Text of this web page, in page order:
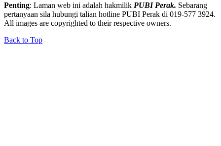
Penting: Laman web ini adalah hakmilik PUBI Perak. Sebarang
pertanyaan sila hubungi talian hotline PUBI Perak di 019-577 3924.
All images are copyrighted to their respective owners.
Back to Top